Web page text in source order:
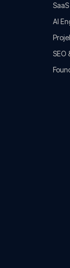
AI
SEO